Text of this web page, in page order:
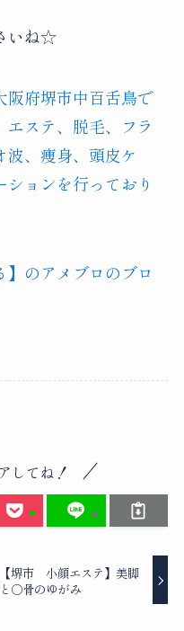
いね☆
阪府堺市中百舌鳥で
ステ、脱毛、フラ
波、痩身、頭皮ケ
ョンを行っており
のアメブロのブロ
してね！
【堺市 小顔エステ】美脚
と○骨のゆがみ